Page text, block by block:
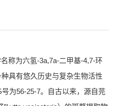
称为六氢-3a,7a-二甲基-4,7-环
具有悠久历史与复杂生物活性
为56-25-7。自古以来，源自芫